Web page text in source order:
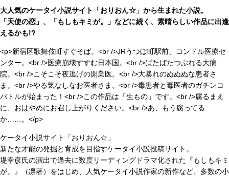
大人気のケータイ小説サイト「おりおん☆」から生まれた小説。
「天使の恋」、「もしもキミが。」などに続く、素晴らしい作品に出逢
えるかも!?
<p>新宿区歌舞伎町すぐそば。<br />JRうつぼ町駅前、コンドル医療セ
ンター。<br />医療崩壊すすむ日本国。<br />ばたばたつぶれる大病
院。<br />こそこそ夜逃げの開業医。<br />大暴れのぬぬぬな患者さ
ま。<br />やる気なしなお医者さま。<br />毒患者と毒医者のガチンコ
バトルが始まった！<br />この作品は「生もの」です。<br />腐るまえ
に、おはやめにお召し上がりください。<br />あ、もう腐ってる
か……。</p>
ケータイ小説サイト「おりおん☆」
新たな才能の発掘と育成を目指すケータイ小説投稿サイト。
堤幸彦氏の演出で過去に数度リーディングドラマ化された『もしもキミ
が。』（凛著）をはじめ、人気ケータイ小説作家の新作など、多数の小